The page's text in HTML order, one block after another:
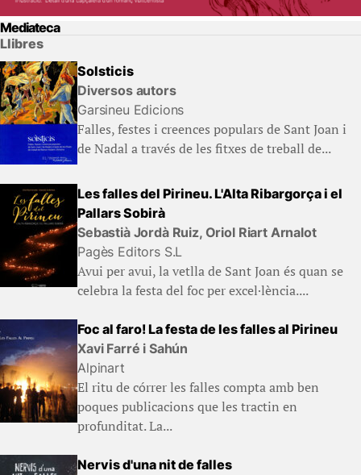
Mediateca
Llibres
Solsticis
Diversos autors
Garsineu Edicions
Falles, festes i creences populars de Sant Joan i
de Nadal a través de les fitxes de treball de...
Les falles del Pirineu. L'Alta Ribargorça i el
Pallars Sobirà
Sebastià Jordà Ruiz, Oriol Riart Arnalot
Pagès Editors S.L
Avui per avui, la vetlla de Sant Joan és quan se
celebra la festa del foc per excel·lència....
Foc al faro! La festa de les falles al Pirineu
Xavi Farré i Sahún
Alpinart
El ritu de córrer les falles compta amb ben
poques publicacions que les tractin en
profunditat. La...
Nervis d'una nit de falles